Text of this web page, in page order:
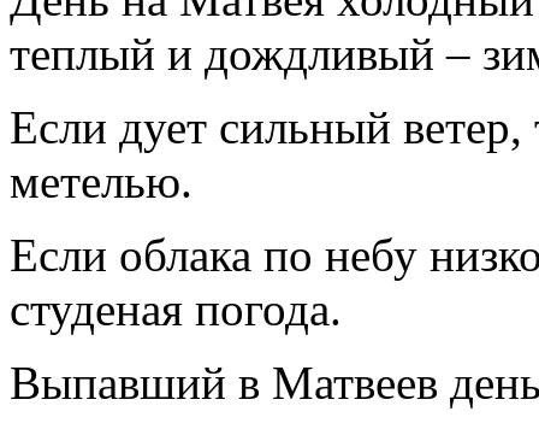
теплый и дождливый –
Если дует сильный
метелью.
Если облака по небу
студеная погода.
Выпавший в Матвеев день